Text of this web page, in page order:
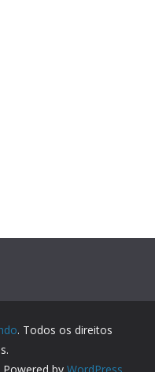
. Todos os direitos